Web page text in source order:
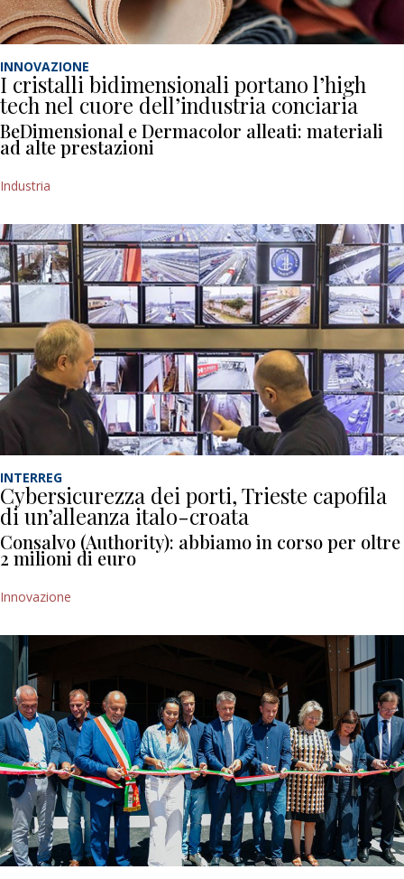
INNOVAZIONE
I cristalli bidimensionali portano l’high
tech nel cuore dell’industria conciaria
BeDimensional e Dermacolor alleati: materiali
ad alte prestazioni
Industria
INTERREG
Cybersicurezza dei porti, Trieste capofila
di un’alleanza italo-croata
Consalvo (Authority): abbiamo in corso per oltre
2 milioni di euro
Innovazione